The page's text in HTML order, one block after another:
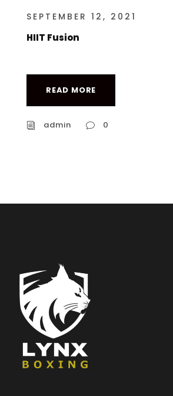
SEPTEMBER 12, 2021
HIIT Fusion
READ MORE
admin 0